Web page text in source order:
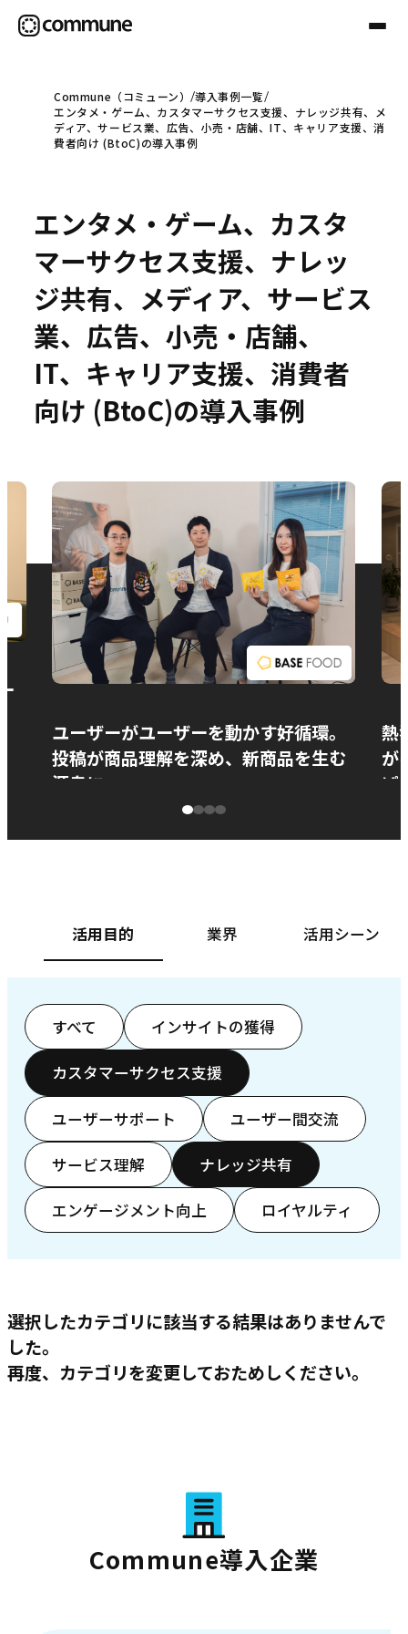
Communeについて
事例
セミナー
お役立ち情報
Commune（コミューン）
導入事例一覧
エンタメ・ゲーム、カスタマーサクセス支援、ナレッジ共有、メ
ディア、サービス業、広告、小売・店舗、IT、キャリア支援、消
費者向け (BtoC)の導入事例
エンタメ・ゲーム、カスタ
マーサクセス支援、ナレッ
ジ共有、メディア、サービス
業、広告、小売・店舗、
IT、キャリア支援、消費者
向け (BtoC)の導入事例
ユーザーがユーザーを動かす好循環。
投稿が商品理解を深め、新商品を生む
源泉に
熱
が
ぱ
活用目的 業界 活用シーン
すべて インサイトの獲得
カスタマーサクセス支援
ユーザーサポート ユーザー間交流
サービス理解 ナレッジ共有
エンゲージメント向上 ロイヤルティ
選択したカテゴリに該当する結果はありませんで
した。
再度、カテゴリを変更しておためしください。
Commune導入企業